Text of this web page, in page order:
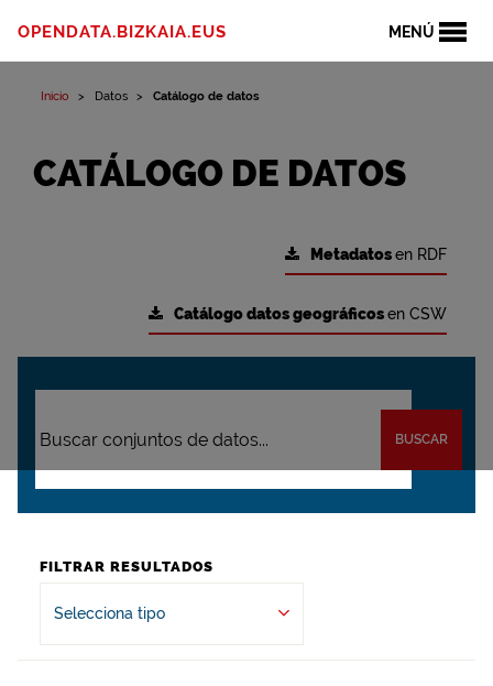
MENÚ
OPENDATA.BIZKAIA.EUS
Inicio Datos Catálogo de datos
CATÁLOGO DE DATOS
Metadatosen RDF
Catálogo datos geográficosen CSW
BUSCAR
FILTRAR RESULTADOS
Selecciona tipo